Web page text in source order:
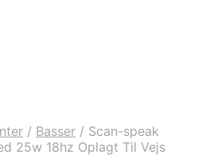
/ Basser / Scan-speak
25w 18hz Oplagt Til Vejs